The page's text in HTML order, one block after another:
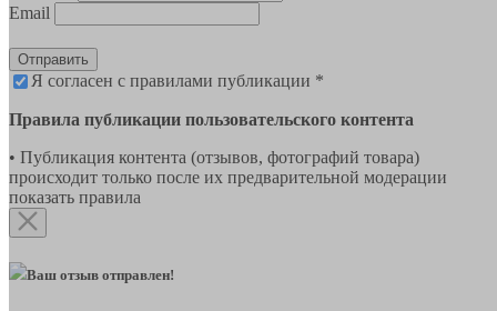
Email
Отправить
Я согласен с правилами публикации *
Правила публикации пользовательского контента
• Публикация контента (отзывов, фотографий товара)
происходит только после их предварительной модерации
показать правила
Ваш отзыв отправлен!